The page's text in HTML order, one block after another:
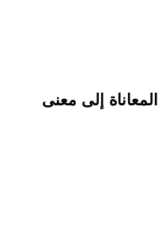
إلى معنى